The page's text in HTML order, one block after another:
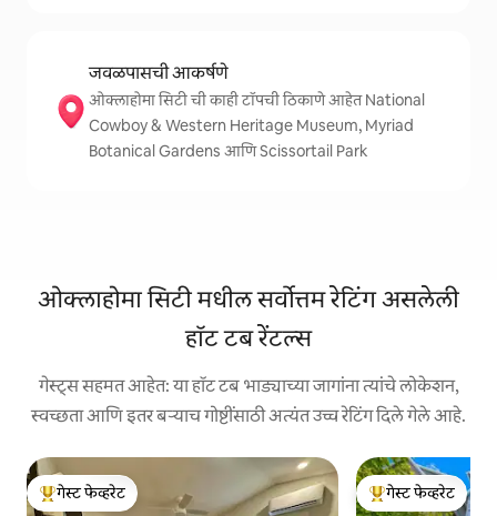
जवळपासची आकर्षणे
ओक्लाहोमा सिटी ची काही टॉपची ठिकाणे आहेत National
Cowboy & Western Heritage Museum, Myriad
Botanical Gardens आणि Scissortail Park
ओक्लाहोमा सिटी मधील सर्वोत्तम रेटिंग असलेली
हॉट टब रेंटल्स
गेस्ट्स सहमत आहेत: या हॉट टब भाड्याच्या जागांना त्यांचे लोकेशन,
स्वच्छता आणि इतर बऱ्याच गोष्टींसाठी अत्यंत उच्च रेटिंग दिले गेले आहे.
टॉप गेस्ट फेव्हरेट
गेस्ट फेव्हरेट
टॉप गेस्ट फेव्हरेट
गेस्ट फेव्हरेट